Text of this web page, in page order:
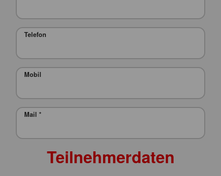
Telefon
Mobil
Mail *
Teilnehmerdaten